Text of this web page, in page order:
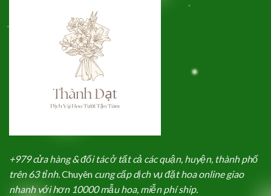
+979 cửa hàng & đối tác ở tất cả các quận, huyện, thành phố
trên 63 tỉnh.Chuyên cung cấp dịch vụ đặt hoa online giao
nhanh với hơn 10000 mẫu hoa, miễn phí ship.